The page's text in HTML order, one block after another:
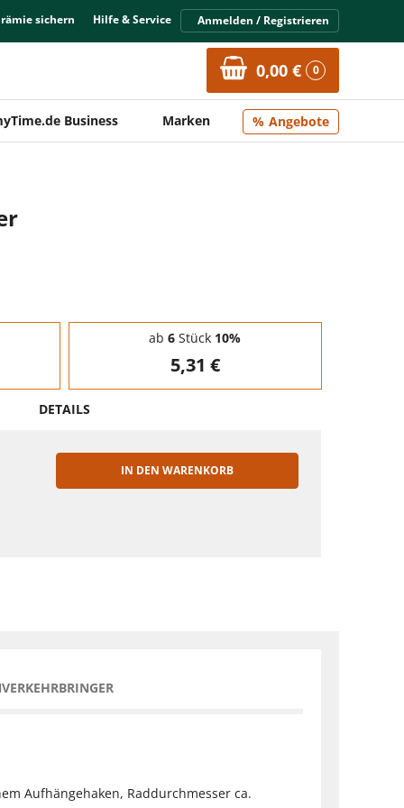
sichern Hilfe & Service Anmelden / Registrieren
0,00 € 0
Business Marken Angebote
ab 6 Stück 10%
5,31 €
DETAILS
IN DEN WARENKORB
Aufhängehaken, Raddurchmesser ca.